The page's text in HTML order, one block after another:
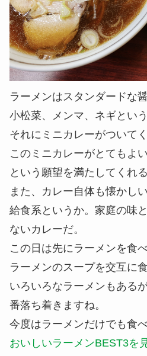
ラーメンはスタンダードな
小松菜、メンマ、ネギとい
それにミニカレーがついてく
このミニカレーがとてもよ
という願望を満たしてくれ
また、カレー自体も懐かし
給食系というか。家庭の味
ないカレーだ。
この日は先にラーメンを食
ラーメンのスープを交互に食
いろいろなラーメンもある
番落ち着きますね。
今度はラーメンだけでも食べ
おいしいラーメンBEST3を